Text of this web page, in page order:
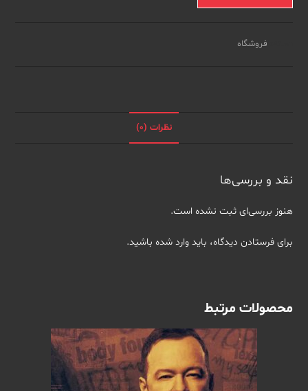
Bostonفروشگاه
نظرات (0)
نقد و بررسی‌ها
هنوز بررسی‌ای ثبت نشده است.
برای فرستادن دیدگاه، بایدوارد شده باشید.
محصولات مرتبط